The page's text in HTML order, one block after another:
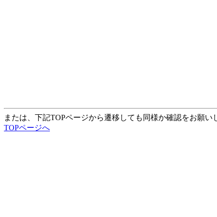
または、下記TOPページから遷移しても同様か確認をお願い
TOPページへ